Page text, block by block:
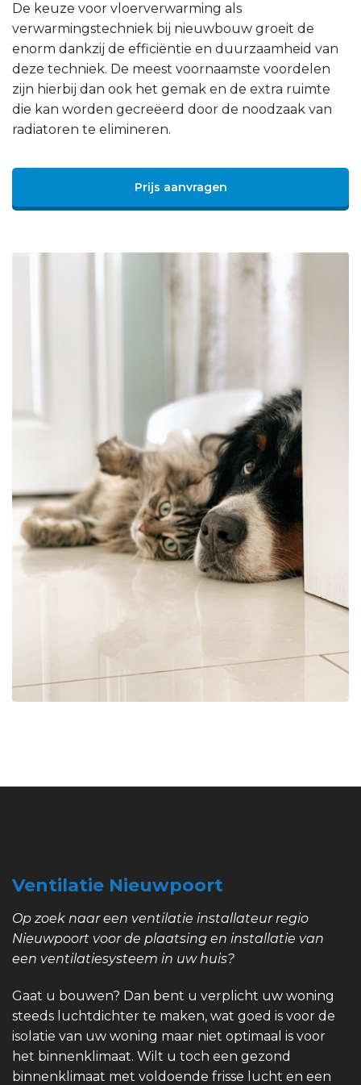
De keuze voor vloerverwarming als
verwarmingstechniek bij nieuwbouw groeit de
enorm dankzij de efficiëntie en duurzaamheid van
deze techniek. De meest voornaamste voordelen
zijn hierbij dan ook het gemak en de extra ruimte
die kan worden gecreëerd door de noodzaak van
radiatoren te elimineren.
Prijs aanvragen
Ventilatie Nieuwpoort
Op zoek naar een ventilatie installateur regio
Nieuwpoort voor de plaatsing en installatie van
een ventilatiesysteem in uw huis?
Gaat u bouwen? Dan bent u verplicht uw woning
steeds luchtdichter te maken, wat goed is voor de
isolatie van uw woning maar niet optimaal is voor
het binnenklimaat. Wilt u toch een gezond
binnenklimaat met voldoende frisse lucht en een